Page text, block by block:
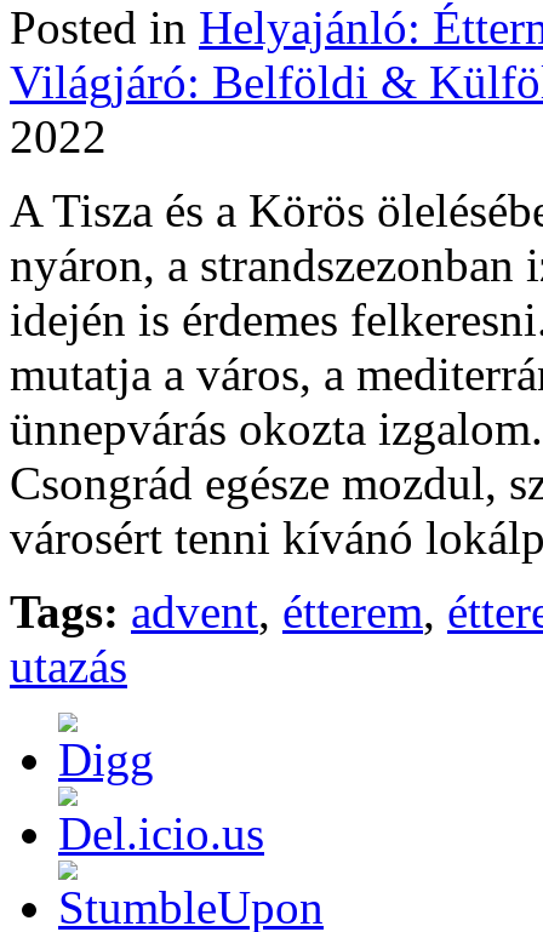
Posted in Helyajánló:
Világjáró: Belföldi &
2022
A Tisza és a Körös
nyáron, a strandszezonban
idején is érdemes
mutatja a város, a
ünnepvárás okozta
Csongrád egésze mozdul,
városért tenni kívánó
Tags: advent, étterem,
utazás